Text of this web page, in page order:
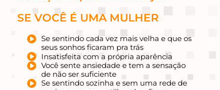
SE VOCÊ É UMA MULHER
Se sentindo cada vez mais velha e que os
seus sonhos ficaram pra trás
Insatisfeita com a própria aparência
Você sente ansiedade e tem a sensação
de não ser suficiente
Se sentindo sozinha e sem uma rede de